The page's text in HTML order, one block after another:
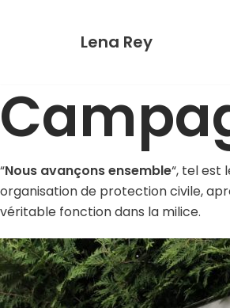
Lena Rey
“Nous avançons ensemble“, tel est
organisation de protection civile,
véritable fonction dans la milice.